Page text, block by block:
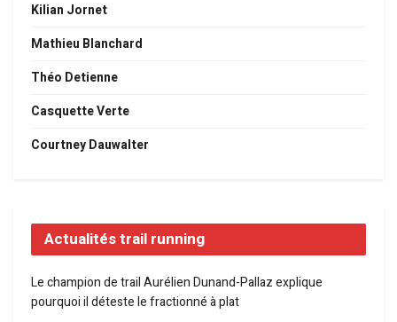
Kilian Jornet
Mathieu Blanchard
Théo Detienne
Casquette Verte
Courtney Dauwalter
Actualités trail running
Le champion de trail Aurélien Dunand-Pallaz explique
pourquoi il déteste le fractionné à plat